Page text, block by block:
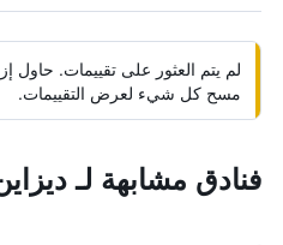
لم يتم العثور على تقييمات. حاول
مسح كل شيء لعرض التقييمات.
فنادق مشابهة لـ ديزاين